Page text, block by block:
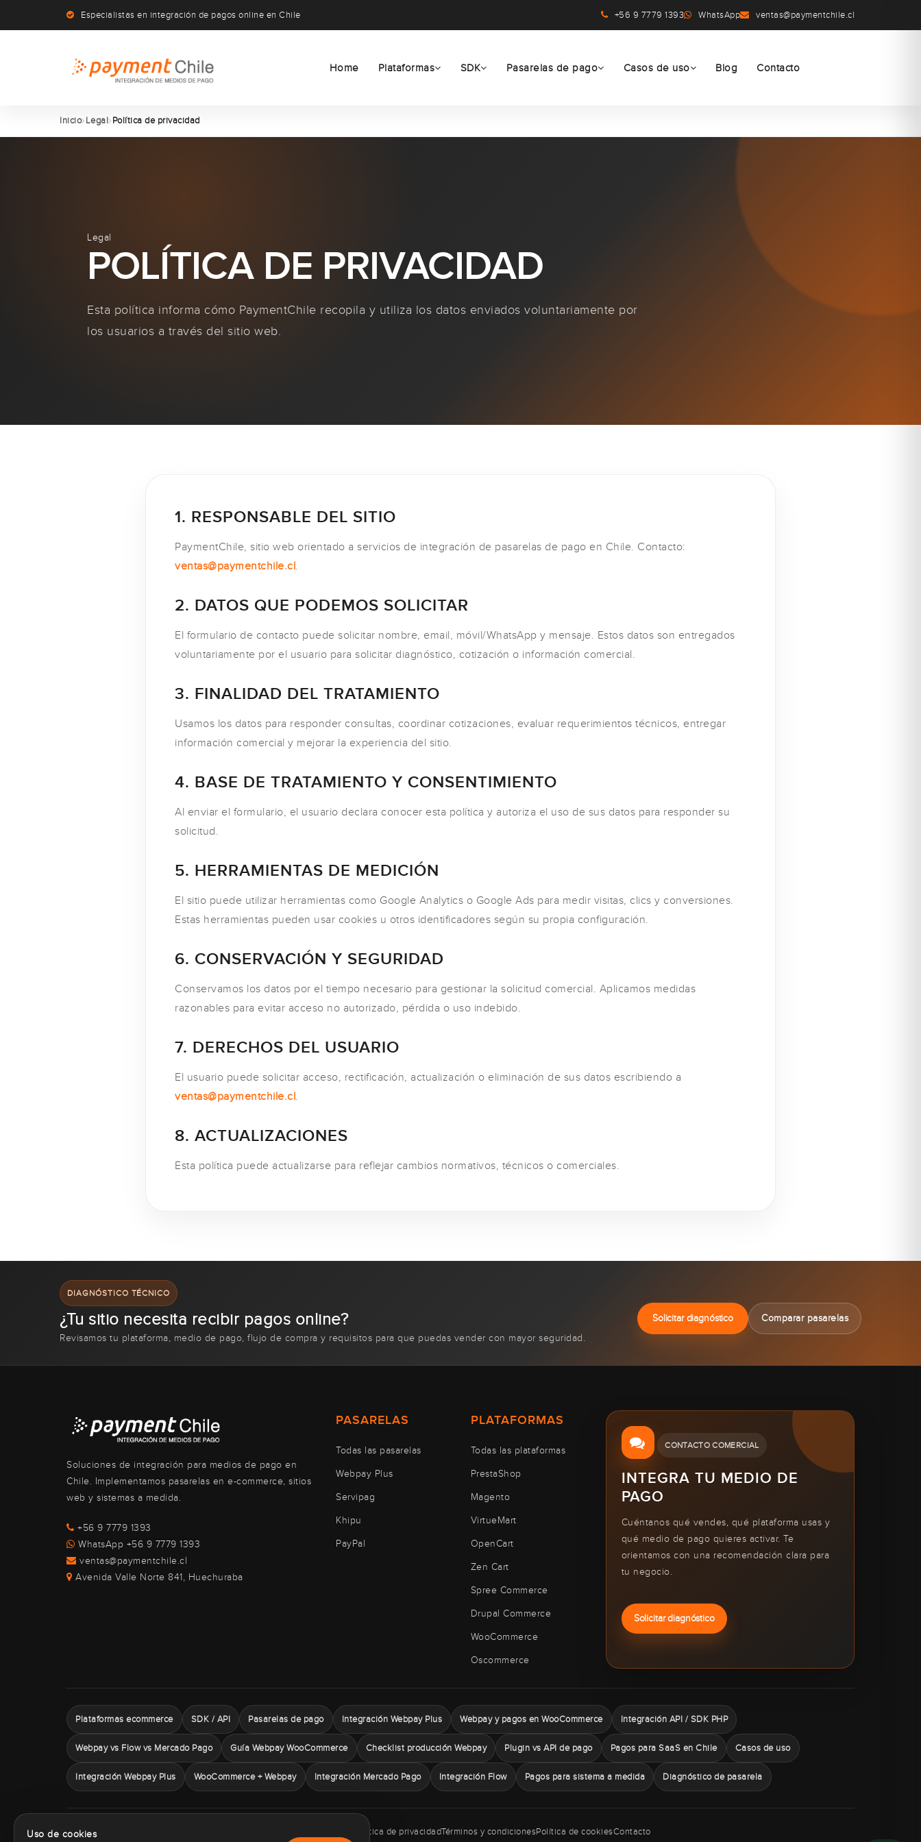
Especialistas en integración de pagos online en Chile +56 9 7779 1393 WhatsApp ventas@paymentchile.cl
Home Plataformas SDK Pasarelas de pago Casos de uso Blog Contacto
Inicio Legal Política de privacidad
Legal
POLÍTICA DE PRIVACIDAD
Esta política informa cómo PaymentChile recopila y utiliza los datos enviados voluntariamente por
los usuarios a través del sitio web.
1. RESPONSABLE DEL SITIO
PaymentChile, sitio web orientado a servicios de integración de pasarelas de pago en Chile. Contacto:
ventas@paymentchile.cl.
2. DATOS QUE PODEMOS SOLICITAR
El formulario de contacto puede solicitar nombre, email, móvil/WhatsApp y mensaje. Estos datos son entregados
voluntariamente por el usuario para solicitar diagnóstico, cotización o información comercial.
3. FINALIDAD DEL TRATAMIENTO
Usamos los datos para responder consultas, coordinar cotizaciones, evaluar requerimientos técnicos, entregar
información comercial y mejorar la experiencia del sitio.
4. BASE DE TRATAMIENTO Y CONSENTIMIENTO
Al enviar el formulario, el usuario declara conocer esta política y autoriza el uso de sus datos para responder su
solicitud.
5. HERRAMIENTAS DE MEDICIÓN
El sitio puede utilizar herramientas como Google Analytics o Google Ads para medir visitas, clics y conversiones.
Estas herramientas pueden usar cookies u otros identificadores según su propia configuración.
6. CONSERVACIÓN Y SEGURIDAD
Conservamos los datos por el tiempo necesario para gestionar la solicitud comercial. Aplicamos medidas
razonables para evitar acceso no autorizado, pérdida o uso indebido.
7. DERECHOS DEL USUARIO
El usuario puede solicitar acceso, rectificación, actualización o eliminación de sus datos escribiendo a
ventas@paymentchile.cl.
8. ACTUALIZACIONES
Esta política puede actualizarse para reflejar cambios normativos, técnicos o comerciales.
DIAGNÓSTICO TÉCNICO
¿Tu sitio necesita recibir pagos online?
Revisamos tu plataforma, medio de pago, flujo de compra y requisitos para que puedas vender con mayor seguridad.
Solicitar diagnóstico Comparar pasarelas
Soluciones de integración para medios de pago en
Chile. Implementamos pasarelas en e-commerce, sitios
web y sistemas a medida.
+56 9 7779 1393
WhatsApp +56 9 7779 1393
ventas@paymentchile.cl
Avenida Valle Norte 841, Huechuraba
PASARELAS
Todas las pasarelas
Webpay Plus
Servipag
Khipu
PayPal
PLATAFORMAS
Todas las plataformas
PrestaShop
Magento
VirtueMart
OpenCart
Zen Cart
Spree Commerce
Drupal Commerce
WooCommerce
Oscommerce
CONTACTO COMERCIAL
INTEGRA TU MEDIO DE
PAGO
Cuéntanos qué vendes, qué plataforma usas y
qué medio de pago quieres activar. Te
orientamos con una recomendación clara para
tu negocio.
Solicitar diagnóstico
Plataformas ecommerce SDK / API Pasarelas de pago Integración Webpay Plus Webpay y pagos en WooCommerce Integración API / SDK PHP
Webpay vs Flow vs Mercado Pago Guía Webpay WooCommerce Checklist producción Webpay Plugin vs API de pago Pagos para SaaS en Chile Casos de uso
Integración Webpay Plus WooCommerce + Webpay Integración Mercado Pago Integración Flow Pagos para sistema a medida Diagnóstico de pasarela
Política de privacidadTérminos y condicionesPolítica de cookiesContacto
Uso de cookies